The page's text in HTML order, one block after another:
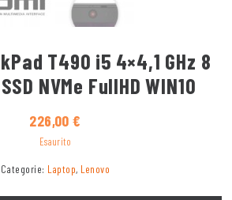
T490 i5 4×4,1 GHz 8
NVMe FullHD WIN10
226,00€
Esaurito
Categorie: Laptop, Lenovo